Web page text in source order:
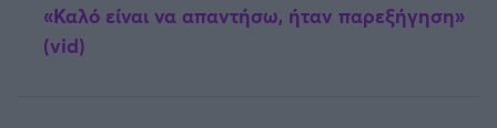
«Καλό είναι να απαντήσω, ήταν παρεξήγηση»
(vid)